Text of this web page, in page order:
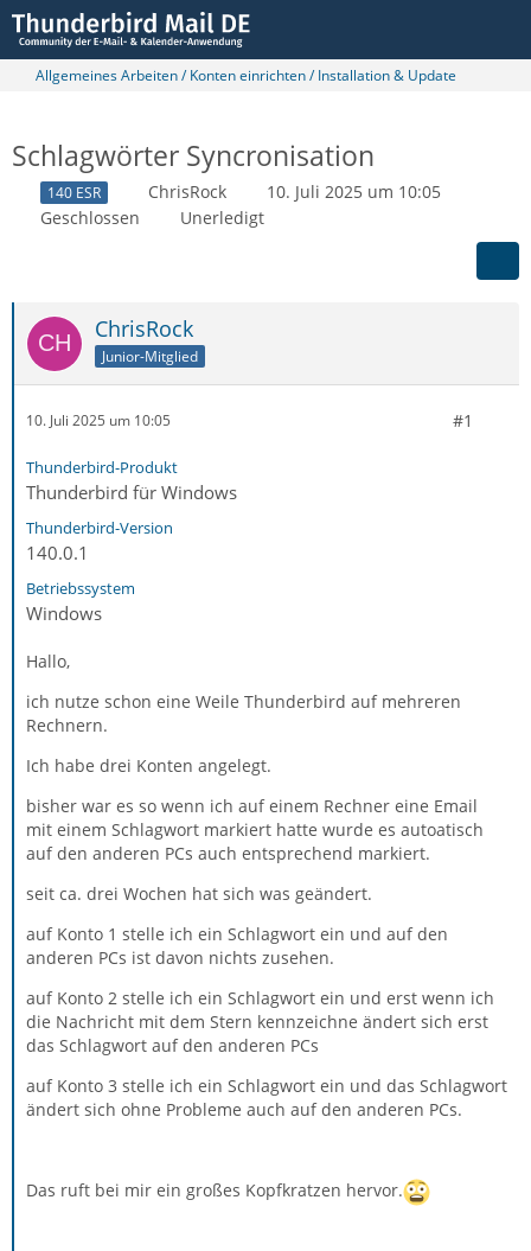
Allgemeines Arbeiten / Konten einrichten / Installation & Update
Schlagwörter Syncronisation
140 ESR ChrisRock
10. Juli 2025 um 10:05
Geschlossen
Unerledigt
ChrisRock
Junior-Mitglied
10. Juli 2025 um 10:05 #1
Thunderbird-Produkt
Thunderbird für Windows
Thunderbird-Version
140.0.1
Betriebssystem
Windows
Hallo,
ich nutze schon eine Weile Thunderbird auf mehreren
Rechnern.
Ich habe drei Konten angelegt.
bisher war es so wenn ich auf einem Rechner eine Email
mit einem Schlagwort markiert hatte wurde es autoatisch
auf den anderen PCs auch entsprechend markiert.
seit ca. drei Wochen hat sich was geändert.
auf Konto 1 stelle ich ein Schlagwort ein und auf den
anderen PCs ist davon nichts zusehen.
auf Konto 2 stelle ich ein Schlagwort ein und erst wenn ich
die Nachricht mit dem Stern kennzeichne ändert sich erst
das Schlagwort auf den anderen PCs
auf Konto 3 stelle ich ein Schlagwort ein und das Schlagwort
ändert sich ohne Probleme auch auf den anderen PCs.
Das ruft bei mir ein großes Kopfkratzen hervor.